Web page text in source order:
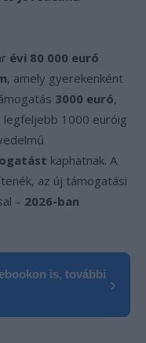
évi 80 000 euró
, amely gyerekenként
3000 euró,
legfeljebb 1000 euróig
kaphatnak. A
az új támogatási
– 2026-ban
is, további
›